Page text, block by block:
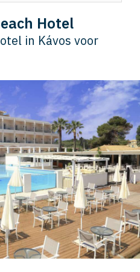
Hotel
in Kávos voor